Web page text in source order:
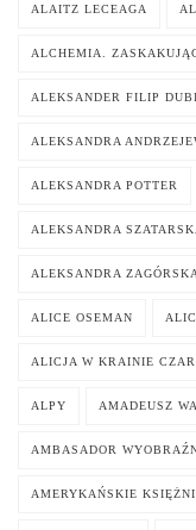
ALAITZ LECEAGA
ALCHEMIA.
ALEKSANDER FILIP
ALEKSANDRA
ALEKSANDRA POTTER
ALEKSANDRA
ALEKSANDRA
ALICE OSEMAN
ALICJA W KRAINIE
ALPY AMADEUSZ
AMBASADOR
AMERYKAŃSKIE